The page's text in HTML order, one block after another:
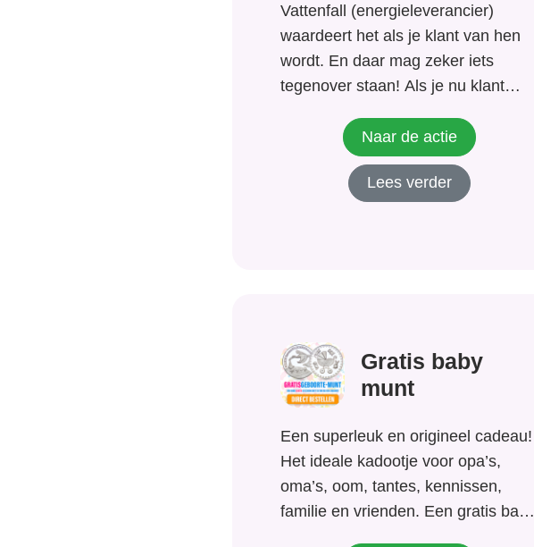
Vattenfall (energieleverancier)
waardeert het als je klant van hen
wordt. En daar mag zeker iets
tegenover staan! Als je nu klant
cadeau naar keuze bij
VastePrijsEnergie tot 1 jaar.
Verstuur je aanvraag voor energie
Naar de actie
Lees verder
Gratis baby
munt
Een superleuk en origineel cadeau!
Het ideale kadootje voor opa’s,
oma’s, oom, tantes, kennissen,
familie en vrienden. Een gratis baby